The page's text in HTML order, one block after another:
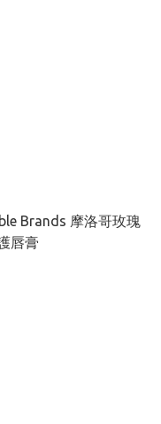
Brands 摩洛哥玫瑰
唇膏